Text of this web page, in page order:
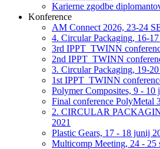
Karierne zgodbe
Konference
AM Connect 2026, 23-24
4. Circular Packaging, 16-
3rd IPPT_TWINN
2nd IPPT_TWINN
3. Circular Packaging, 19-
1st IPPT_TWINN
Polymer Composites, 9 - 10
Final conference PolyMetal
2. CIRCULAR
2021
Plastic Gears, 17 - 18 junij
Multicomp Meeting, 24 - 25